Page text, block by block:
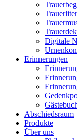
Digitale
Erinnerungen
Abschiedsraum
Produkte
Über uns